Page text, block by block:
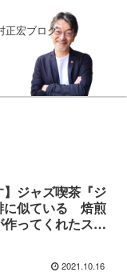
正宏ブログ
】ジャズ喫茶『ジ
に似ている 焙煎
ってくれたスコ
2021.10.16